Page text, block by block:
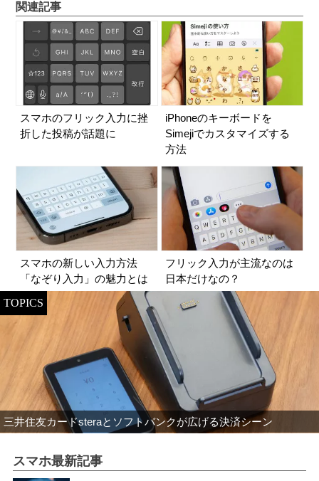
関連記事
スマホのフリック入力に挫
折した投稿が話題に
iPhoneのキーボードを
Simejiでカスタマイズする
方法
スマホの新しい入力方法
「なぞり入力」の魅力とは
フリック入力が主流なのは
日本だけなの？
TOPICS
三井住友カードsteraとソフトバンクが広げる決済シーン
スマホ最新記事